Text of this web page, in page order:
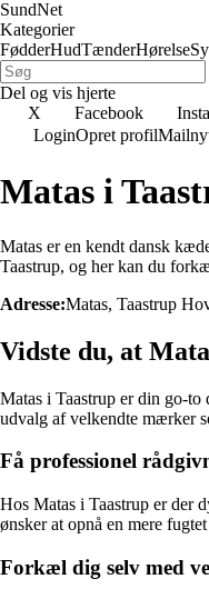
SundNet
Kategorier
FødderHudTænderHørelse
Del og vis hjerte
X
Facebook
LoginOpret profil
Matas i
Matas er en kendt dansk
Taastrup, og her kan du
Adresse:Matas, Taastrup
Vidste du, at
Matas i Taastrup er din go-
udvalg af velkendte mærker
Få professionel
Hos Matas i Taastrup er der
ønsker at opnå en mere
Forkæl dig selv med